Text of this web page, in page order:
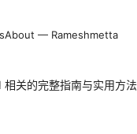
About — Rameshmetta
关的完整指南与实用方法